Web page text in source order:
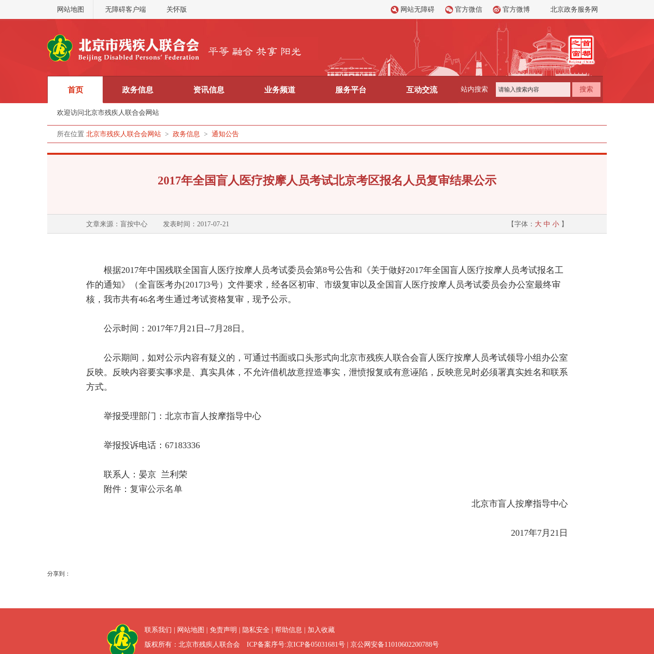
网站地图 无障碍客户端 关怀版 网站无障碍 官方微信 官方微博 北京政务服务网
首页
欢迎访问北京市残疾人联合会网站
政务信息 资讯信息 业务频道 服务平台 互动交流 站内搜索 搜索
所在位置 北京市残疾人联合会网站 > 政务信息 > 通知公告
2017年全国盲人医疗按摩人员考试北京考区报名人员复审结果公示
文章来源：盲按中心 发表时间：2017-07-21 【字体： 大 中 小 】
根据2017年中国残联全国盲人医疗按摩人员考试委员会第8号公告和《关于做好2017年全国盲人医疗按摩人员考试报名工
作的通知》（全盲医考办[2017]3号）文件要求，经各区初审、市级复审以及全国盲人医疗按摩人员考试委员会办公室最终审
核，我市共有46名考生通过考试资格复审，现予公示。
公示时间：2017年7月21日--7月28日。
公示期间，如对公示内容有疑义的，可通过书面或口头形式向北京市残疾人联合会盲人医疗按摩人员考试领导小组办公室
反映。反映内容要实事求是、真实具体，不允许借机故意捏造事实，泄愤报复或有意诬陷，反映意见时必须署真实姓名和联系
方式。
举报受理部门：北京市盲人按摩指导中心
举报投诉电话：67183336
联系人：晏京 兰利荣
附件： 复审公示名单
北京市盲人按摩指导中心
2017年7月21日
分享到：
联系我们 网站地图 免责声明 隐私安全 帮助信息
加入收藏
版权所有：北京市残疾人联合会 ICP备案序号:京ICP备05031681号 | 京公网安备11010602200788号